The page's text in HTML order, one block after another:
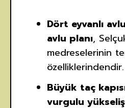
Dört eyvanlı
avlu planı,
medreselerinin
özelliklerindendir.
Büyük taç
vurgulu